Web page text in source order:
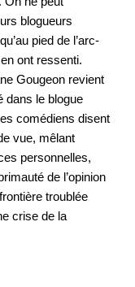
blogueurs
pied de l’arc-
ont ressenti.
Gougeon revient
dans le blogue
comédiens disent
vue, mêlant
personnelles,
de l’opinion
troublée
crise de la